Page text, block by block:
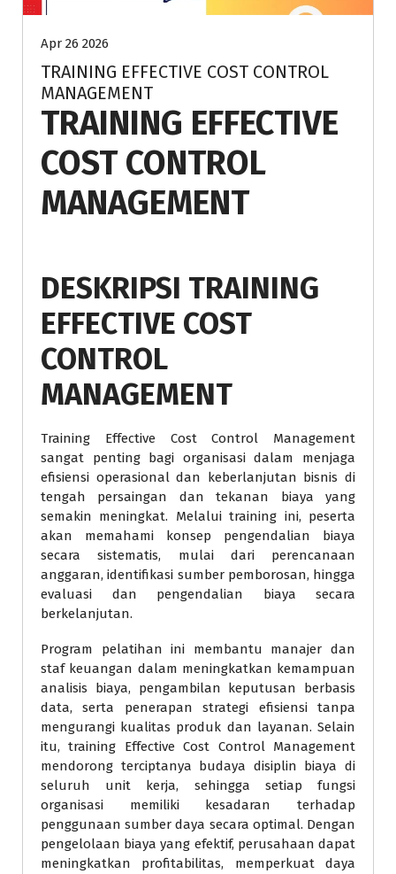
Apr 26 2026
TRAINING EFFECTIVE COST CONTROL
MANAGEMENT
TRAINING EFFECTIVE
COST CONTROL
MANAGEMENT
DESKRIPSI TRAINING
EFFECTIVE COST
CONTROL
MANAGEMENT
Training Effective Cost Control Management
sangat penting bagi organisasi dalam menjaga
efisiensi operasional dan keberlanjutan bisnis di
tengah persaingan dan tekanan biaya yang
semakin meningkat. Melalui training ini, peserta
akan memahami konsep pengendalian biaya
secara sistematis, mulai dari perencanaan
anggaran, identifikasi sumber pemborosan, hingga
evaluasi dan pengendalian biaya secara
berkelanjutan.
Program pelatihan ini membantu manajer dan
staf keuangan dalam meningkatkan kemampuan
analisis biaya, pengambilan keputusan berbasis
data, serta penerapan strategi efisiensi tanpa
mengurangi kualitas produk dan layanan. Selain
itu, training Effective Cost Control Management
mendorong terciptanya budaya disiplin biaya di
seluruh unit kerja, sehingga setiap fungsi
organisasi memiliki kesadaran terhadap
penggunaan sumber daya secara optimal. Dengan
pengelolaan biaya yang efektif, perusahaan dapat
meningkatkan profitabilitas, memperkuat daya